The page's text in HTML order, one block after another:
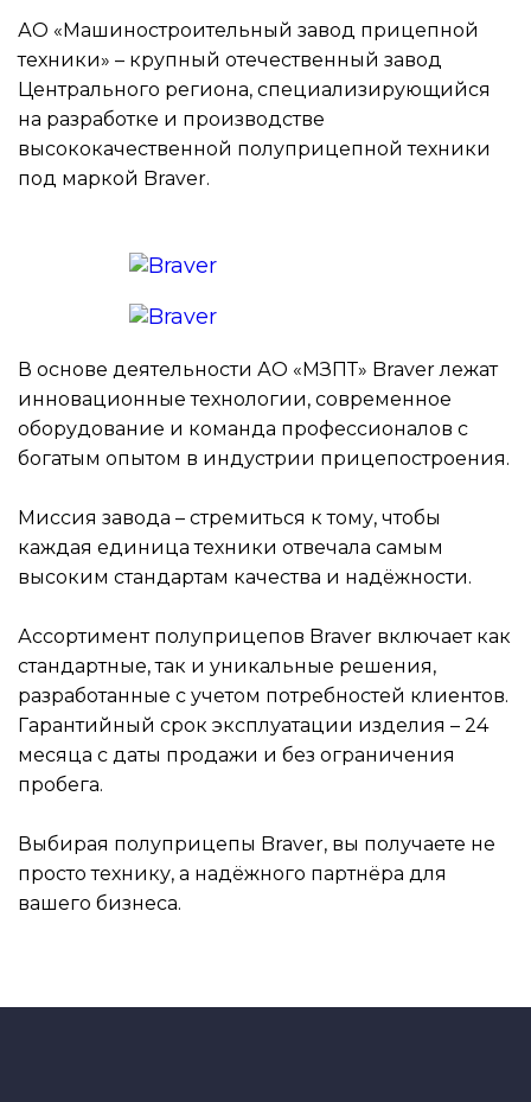
АО «Машиностроительный завод прицепной
техники» – крупный отечественный завод
Центрального региона, специализирующийся
на разработке и производстве
высококачественной полуприцепной техники
под маркой Braver.
В основе деятельности АО «МЗПТ» Braver лежат
инновационные технологии, современное
оборудование и команда профессионалов с
богатым опытом в индустрии прицепостроения.
Миссия завода – стремиться к тому, чтобы
каждая единица техники отвечала самым
высоким стандартам качества и надёжности.
Ассортимент полуприцепов Braver включает как
стандартные, так и уникальные решения,
разработанные с учетом потребностей клиентов.
Гарантийный срок эксплуатации изделия – 24
месяца с даты продажи и без ограничения
пробега.
Выбирая полуприцепы Braver, вы получаете не
просто технику, а надёжного партнёра для
вашего бизнеса.